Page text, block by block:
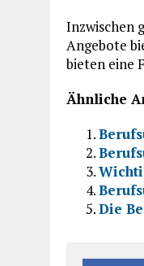
Inzwischen
Angebote
bieten eine
Ähnliche
Die